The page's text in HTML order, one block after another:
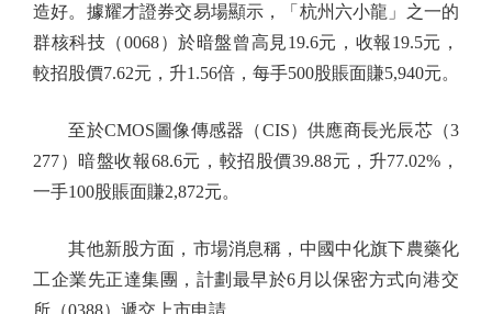
造好。據耀才證券交易場顯示，「杭州六小龍」之一的
群核科技（0068）於暗盤曾高見19.6元，收報19.5元，
較招股價7.62元，升1.56倍，每手500股賬面賺5,940元。
至於CMOS圖像傳感器（CIS）供應商長光辰芯（3
277）暗盤收報68.6元，較招股價39.88元，升77.02%，
一手100股賬面賺2,872元。
其他新股方面，市場消息稱，中國中化旗下農藥化
工企業先正達集團，計劃最早於6月以保密方式向港交
所（0388）遞交上市申請。